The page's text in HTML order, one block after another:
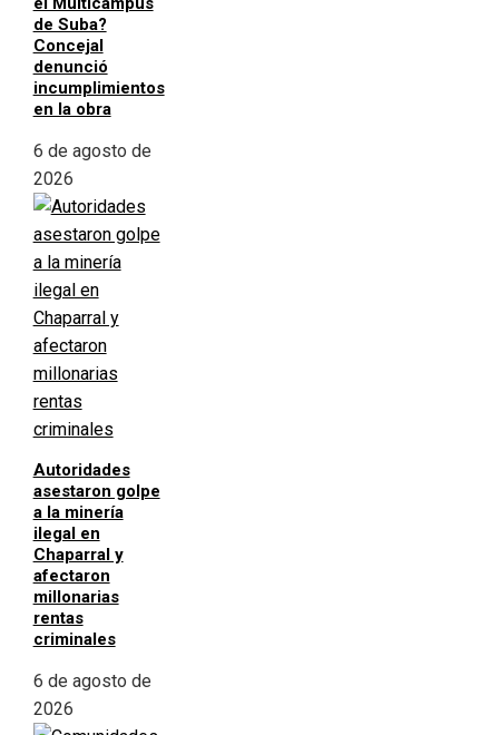
de Suba?
Concejal
denunció
incumplimientos
en la obra
6 de agosto de
2026
Autoridades
asestaron golpe
a la minería
ilegal en
Chaparral y
afectaron
millonarias
rentas
criminales
6 de agosto de
2026